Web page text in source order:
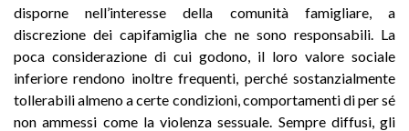
disporne nell’interesse della comunità famigliare, a
discrezione dei capifamiglia che ne sono responsabili. La
poca considerazione di cui godono, il loro valore sociale
inferiore rendono inoltre frequenti, perché sostanzialmente
tollerabili almeno a certe condizioni, comportamenti di per sé
non ammessi come la violenza sessuale. Sempre diffusi, gli